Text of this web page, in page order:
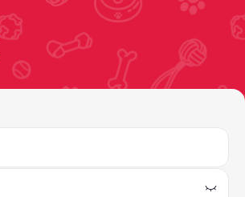
profile%2Ffe0975c8-74c0-